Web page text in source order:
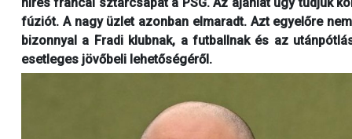
fúziót. A nagy üzlet azonban elmaradt. Azt egyelőre
bizonnyal a Fradi klubnak, a futballnak és az
esetleges jövőbeli lehetőségéről.